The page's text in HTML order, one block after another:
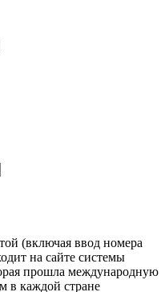
(включая ввод номера
на сайте системы
прошла международную
в каждой стране